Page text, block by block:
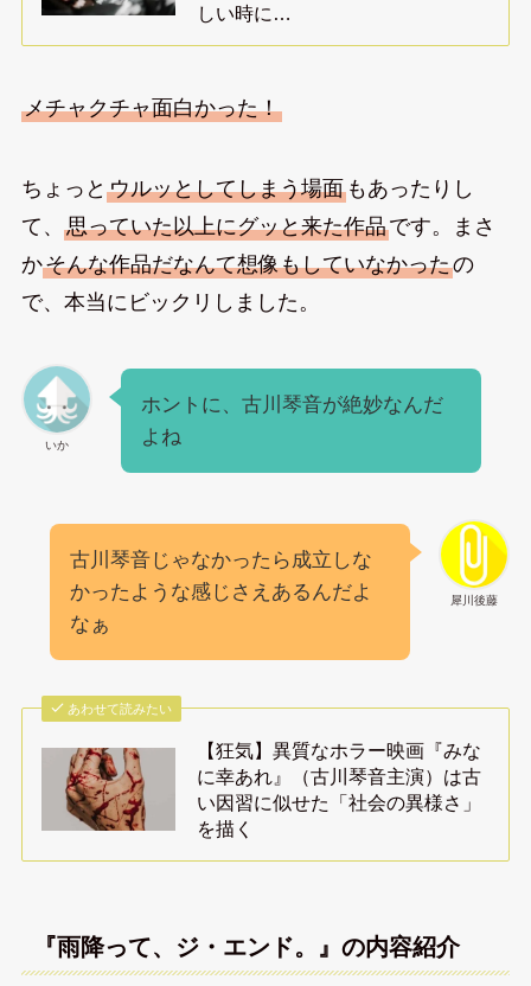
しい時に…
メチャクチャ面白かった！
ちょっと ウルッとしてしまう場面もあったりし
て、 思っていた以上にグッと来た作品です。まさ
かそんな作品だなんて想像もしていなかったの
で、本当にビックリしました。
いか
ホントに、古川琴音が絶妙なんだ
よね
犀川後藤
古川琴音じゃなかったら成立しな
かったような感じさえあるんだよ
なぁ
あわせて読みたい
【狂気】異質なホラー映画『みな
に幸あれ』（古川琴音主演）は古
い因習に似せた「社会の異様さ」
を描く
『雨降って、ジ・エンド。』の内容紹介